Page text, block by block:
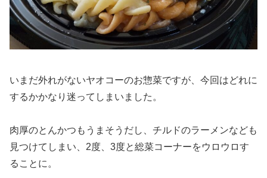
いまだ外れがないヤオコーのお惣菜ですが、今回はどれに
するかかなり迷ってしまいました。
肉厚のとんかつもうまそうだし、チルドのラーメンなども
見つけてしまい、2度、3度と総菜コーナーをウロウロす
ることに。